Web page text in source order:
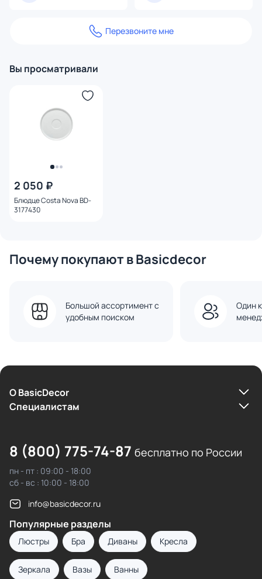
Перезвоните мне
Вы просматривали
2 050 ₽
Блюдце Costa Nova BD-
3177430
Почему покупают в Basicdecor
Большой ассортимент с
удобным поиском
Один
О BasicDecor
Cпециалистам
8 (800) 775-74-87 бесплатно по России
пн - пт : 09:00 - 18:00
сб - вс : 10:00 - 18:00
info@basicdecor.ru
Популярные разделы
Люстры Бра Диваны Кресла
Зеркала Вазы Ванны